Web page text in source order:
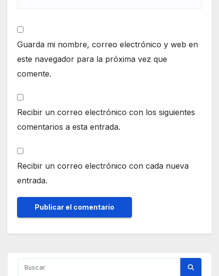
Guarda mi nombre, correo electrónico y web en
este navegador para la próxima vez que
comente.
Recibir un correo electrónico con los siguientes
comentarios a esta entrada.
Recibir un correo electrónico con cada nueva
entrada.